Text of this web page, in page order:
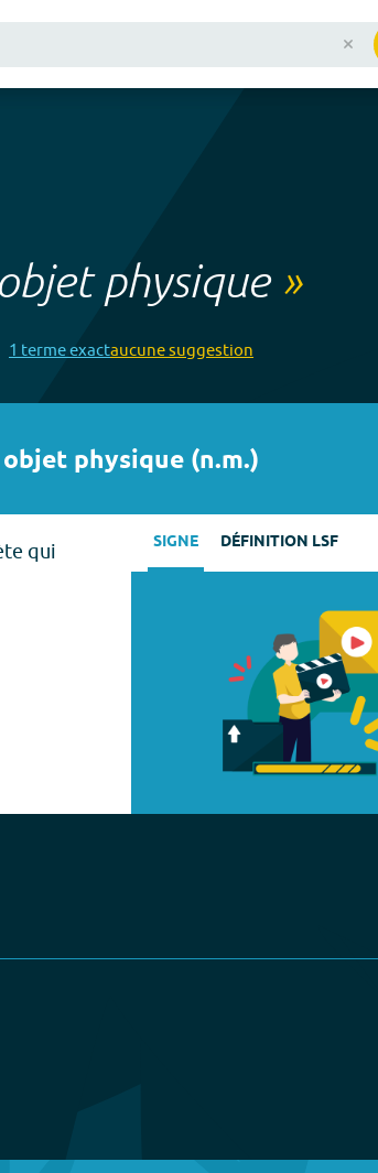
objet physique»
1 termeexactaucunesuggestion
objet physique (n.m.)
qui
SIGNE DÉFINITION LSF